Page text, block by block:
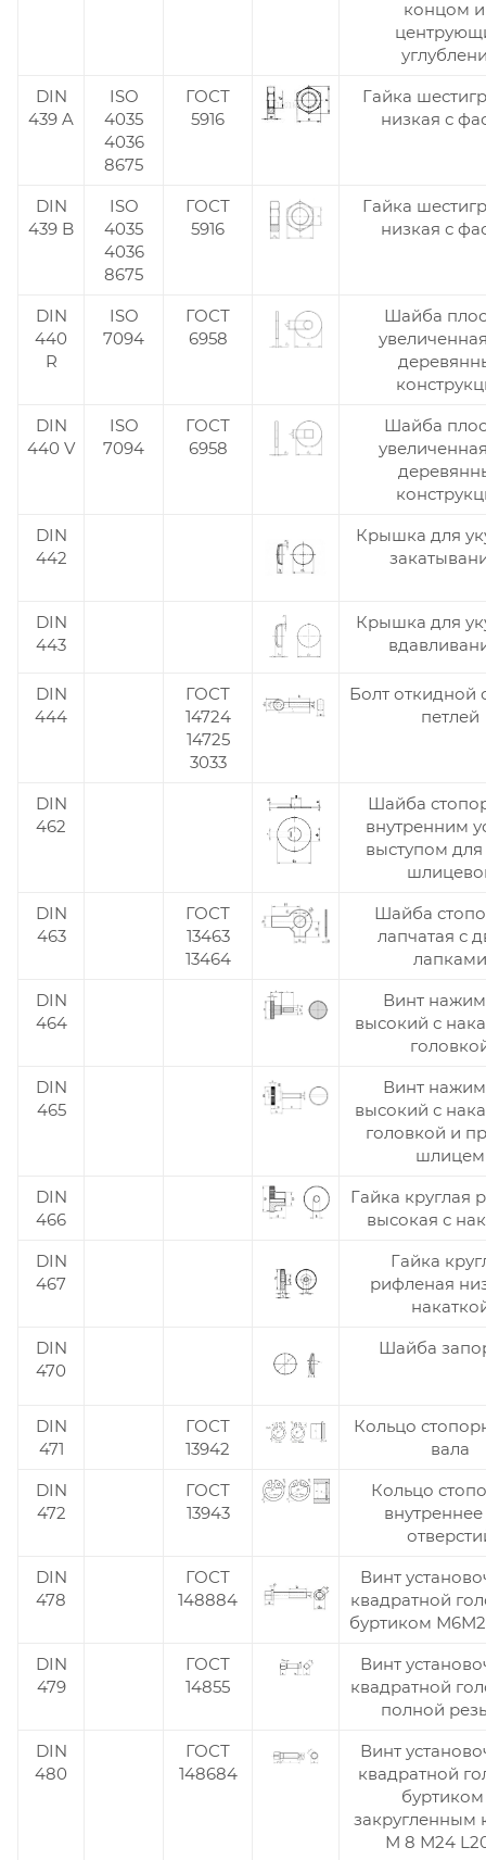
концом и
DIN
439 A
ISO
4035
4036
8675
ГОСТ
5916
Гайка
низкая с
DIN
439 B
ISO
4035
4036
8675
ГОСТ
5916
Гайка
низкая с
DIN
440
R
ISO
7094
ГОСТ
6958
Шайба
DIN
440 V
ISO
7094
ГОСТ
6958
Шайба
DIN
442
Крышка для
DIN
443
Крышка для
DIN
444
ГОСТ
14724
14725
3033
Болт откидной
петлей
DIN
462
Шайба
внутренним
выступом для
DIN
463
ГОСТ
13463
13464
Шайба
лапчатая с
лапками
DIN
464
Винт
высокий с
DIN
465
Винт
высокий с
головкой и
шлицем
DIN
466
Гайка круглая
высокая с
DIN
467
Гайка
рифленая
DIN
470
Шайба
DIN
471
ГОСТ
13942
Кольцо
вала
DIN
472
ГОСТ
13943
Кольцо
DIN
478
ГОСТ
148884
Винт
квадратной
буртиком
DIN
479
ГОСТ
14855
Винт
квадратной
полной
DIN
480
ГОСТ
148684
Винт
квадратной
закругленным
М 8 М24